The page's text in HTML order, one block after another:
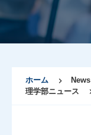
ホーム News
理学部ニュース